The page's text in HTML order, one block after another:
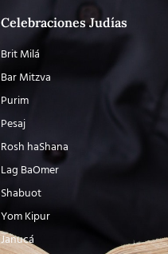
Celebraciones Judías
Brit Milá
Bar Mitzva
Purim
Pesaj
Rosh haShana
Lag BaOmer
Shabuot
Yom Kipur
Janucá